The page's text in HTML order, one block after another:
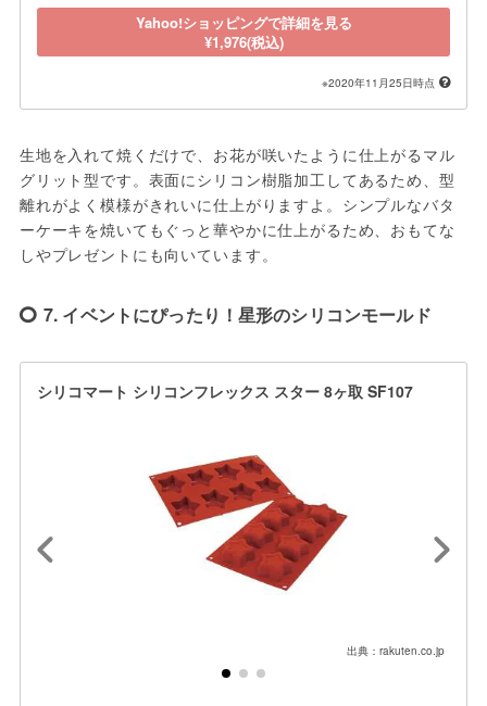
Yahoo!ショッピングで詳細を見る
¥1,976(税込)
※2020年11月25日時点
生地を入れて焼くだけで、お花が咲いたように仕上がるマル
グリット型です。表面にシリコン樹脂加工してあるため、型
離れがよく模様がきれいに仕上がりますよ。シンプルなバタ
ーケーキを焼いてもぐっと華やかに仕上がるため、おもてな
しやプレゼントにも向いています。
7. イベントにぴったり！星形のシリコンモールド
シリコマート シリコンフレックス スター 8ヶ取 SF107
出典：rakuten.co.jp